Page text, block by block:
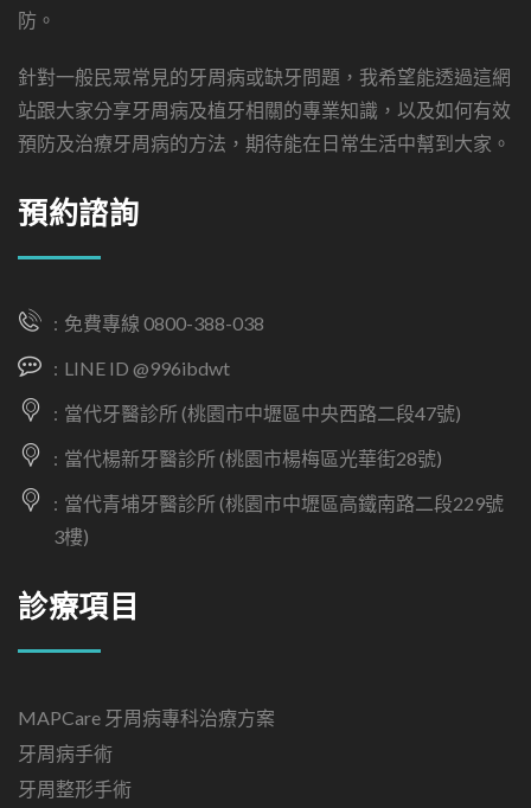
防。
針對一般民眾常見的牙周病或缺牙問題，我希望能透過這網
站跟大家分享牙周病及植牙相關的專業知識，以及如何有效
預防及治療牙周病的方法，期待能在日常生活中幫到大家。
預約諮詢
免費專線 0800-388-038
LINE ID @996ibdwt
當代牙醫診所 (桃園市中壢區中央西路二段47號)
當代楊新牙醫診所 (桃園市楊梅區光華街28號)
當代青埔牙醫診所 (桃園市中壢區高鐵南路二段229號
3樓)
診療項目
MAPCare 牙周病專科治療方案
牙周病手術
牙周整形手術